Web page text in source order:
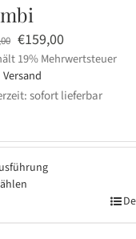
Ursprünglicher
Preis
war:
€319,00
€159,00Aktueller
Preis
€159,00.
19% Mehrwertsteuer
Versand
sofort lieferbar